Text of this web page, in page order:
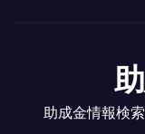
助成金情報検